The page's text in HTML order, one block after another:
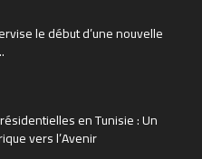
le début d’une nouvelle
en Tunisie : Un
vers l’Avenir